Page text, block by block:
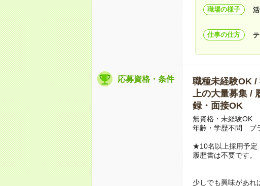
職場の様子
仕事の仕方
応募資格・条件
職種未経験OK /
上の大量募集 /
録・面接OK
無資格・未経験OK
年齢・学歴不問 ブ
★10名以上採用予定
履歴書は不要です。
少しでも興味があれ